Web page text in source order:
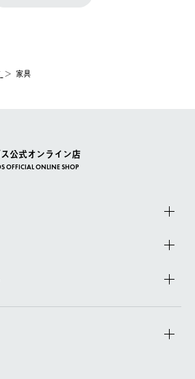
。
せん。
いただき、ご希望商品を再注文してくだ
家具
公式オンライン店
OFFICIAL ONLINE SHOP